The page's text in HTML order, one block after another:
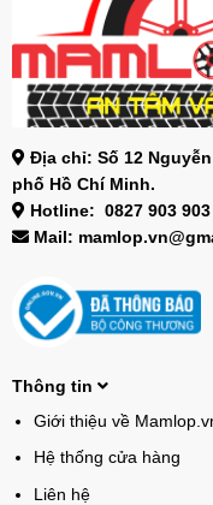
Địa chỉ: Số 12
phố Hồ Chí Minh.
Hotline: 0827 903
Mail:
Thông tin
Giới thiệu về
Hệ thống cửa hàng
Liên hệ